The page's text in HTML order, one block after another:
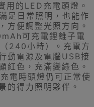
的LED充電頭燈。
足日常照明，也能作
方便調整光照方向。
可充電鋰離子電
240小時）。充電方
動電源及電腦USB接
紅色，充滿變綠色。
電時頭燈仍可正常使
的得力照明夥伴。